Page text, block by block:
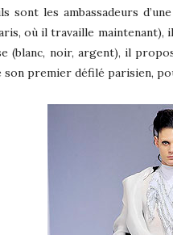
les ambassadeurs
où il travaille maintenant),
(blanc, noir, argent), il
son premier défilé parisien,